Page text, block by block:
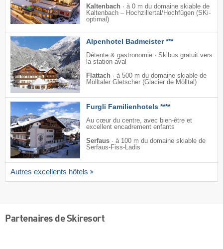
Kaltenbach · à 0 m du domaine skiable de
Kaltenbach – Hochzillertal/​Hochfügen (SKi-
optimal)
Alpenhotel Badmeister ***
Détente & gastronomie · Skibus gratuit vers
la station aval
Flattach · à 500 m du domaine skiable de
Mölltaler Gletscher (Glacier de Mölltal)
Furgli Familienhotels ****
Au cœur du centre, avec bien-être et
excellent encadrement enfants
Serfaus · à 100 m du domaine skiable de
Serfaus-Fiss-Ladis
Autres excellents hôtels
Partenaires de Skiresort